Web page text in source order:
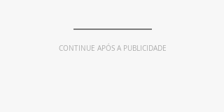
CONTINUE APÓS A PUBLICIDADE